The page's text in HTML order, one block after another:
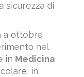
sicurezza di
a ottobre
nel
in Medicina
in